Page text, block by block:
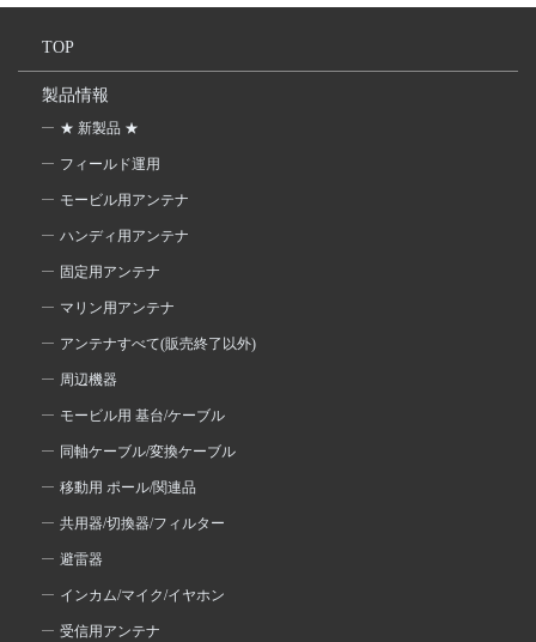
TOP
製品情報
★ 新製品 ★
フィールド運用
モービル用アンテナ
ハンディ用アンテナ
固定用アンテナ
マリン用アンテナ
アンテナすべて(販売終了以外)
周辺機器
モービル用 基台/ケーブル
同軸ケーブル/変換ケーブル
移動用 ポール/関連品
共用器/切換器/フィルター
避雷器
インカム/マイク/イヤホン
受信用アンテナ